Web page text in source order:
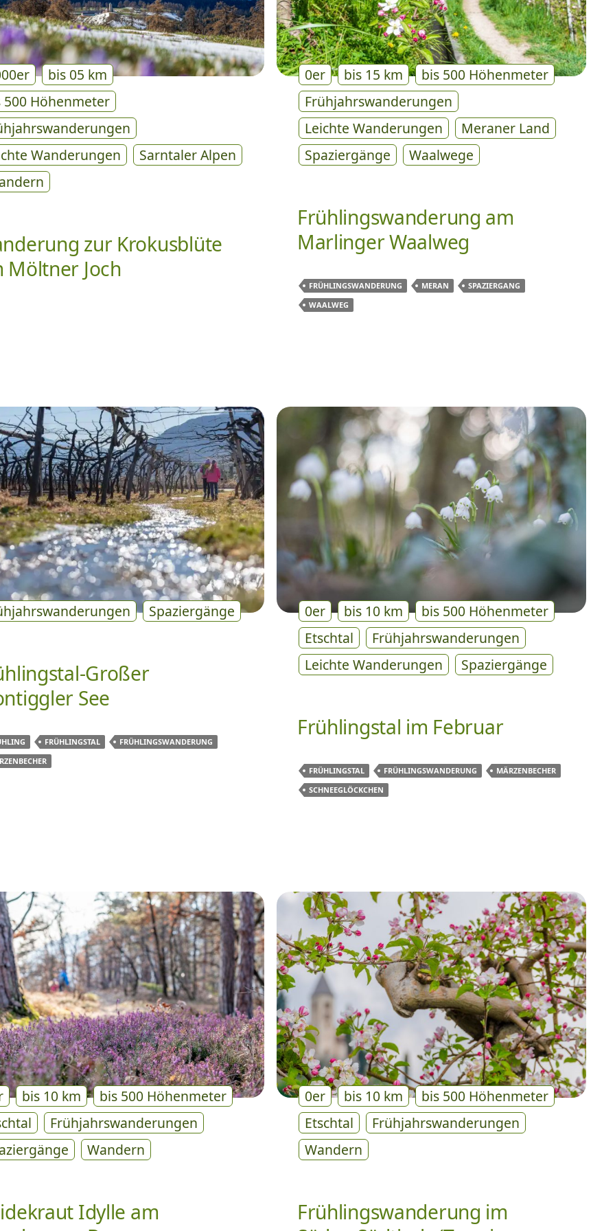
bis 05 km
500 Höhenmeter
Wanderungen
Sarntaler Alpen
zur Krokusblüte
Möltner Joch
0er bis 15 km
bis 500 Höhenmeter
Frühjahrswanderungen
Leichte Wanderungen
Meraner Land
Spaziergänge
Waalwege
Frühlingswanderung am
Marlinger Waalweg
FRÜHLINGSWANDERUNG MERAN
SPAZIERGANG
WAALWEG
Spaziergänge
Großer
See
FRÜHLINGSTAL
FRÜHLINGSWANDERUNG
0er bis 10 km
bis 500 Höhenmeter
Etschtal
Frühjahrswanderungen
Leichte Wanderungen
Spaziergänge
Frühlingstal im Februar
FRÜHLINGSTAL FRÜHLINGSWANDERUNG
MÄRZENBECHER
SCHNEEGLÖCKCHEN
bis 10 km
bis 500 Höhenmeter
Frühjahrswanderungen
Wandern
Idylle am
0er bis 10 km
bis 500 Höhenmeter
Etschtal
Frühjahrswanderungen
Wandern
Frühlingswanderung im